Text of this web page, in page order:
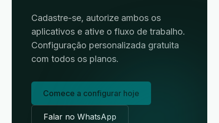
Cadastre-se, autorize ambos os
aplicativos e ative o fluxo de trabalho.
Configuração personalizada gratuita
com todos os planos.
Comece a configurar hoje
Falar no WhatsApp